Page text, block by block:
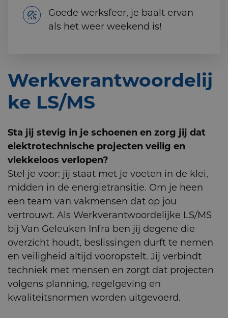
Goede werksfeer, je baalt ervan
als het weer weekend is!
Werkverantwoordelij
ke LS/MS
Sta jij stevig in je schoenen en zorg jij dat
elektrotechnische projecten veilig en
vlekkeloos verlopen?
Stel je voor: jij staat met je voeten in de klei,
midden in de energietransitie. Om je heen
een team van vakmensen dat op jou
vertrouwt. Als Werkverantwoordelijke LS/MS
bij Van Geleuken Infra ben jij degene die
overzicht houdt, beslissingen durft te nemen
en veiligheid altijd vooropstelt. Jij verbindt
techniek met mensen en zorgt dat projecten
volgens planning, regelgeving en
kwaliteitsnormen worden uitgevoerd.